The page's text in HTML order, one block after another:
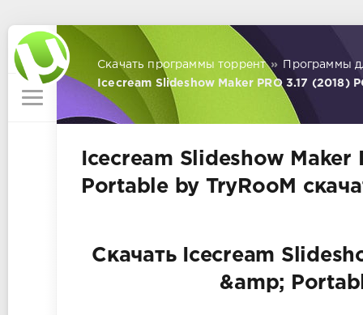
Скачать программы торрент »
Программы
Icecream Slideshow Maker PRO 3.17 (2018)
Icecream Slideshow Maker
Portable by TryRooM
Скачать Icecream
&amp;